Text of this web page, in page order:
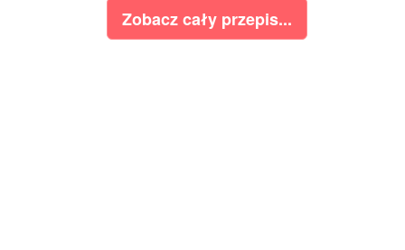
Zobacz cały przepis...